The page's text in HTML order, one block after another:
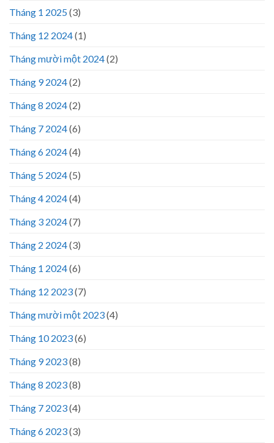
Tháng 1 2025(3)
Tháng 12 2024(1)
Tháng mười một 2024(2)
Tháng 9 2024(2)
Tháng 8 2024(2)
Tháng 7 2024(6)
Tháng 6 2024(4)
Tháng 5 2024(5)
Tháng 4 2024(4)
Tháng 3 2024(7)
Tháng 2 2024(3)
Tháng 1 2024(6)
Tháng 12 2023(7)
Tháng mười một 2023(4)
Tháng 10 2023(6)
Tháng 9 2023(8)
Tháng 8 2023(8)
Tháng 7 2023(4)
Tháng 6 2023(3)